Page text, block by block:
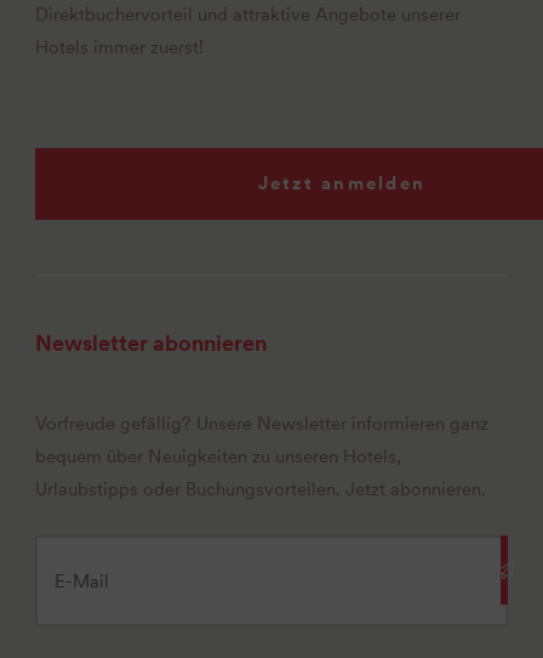
Direktbuchervorteil und attraktive Angebote unserer
Hotels immer zuerst!
Jetzt anmelden
Newsletter abonnieren
Vorfreude gefällig? Unsere Newsletter informieren ganz
bequem über Neuigkeiten zu unseren Hotels,
Urlaubstipps oder Buchungsvorteilen. Jetzt abonnieren.